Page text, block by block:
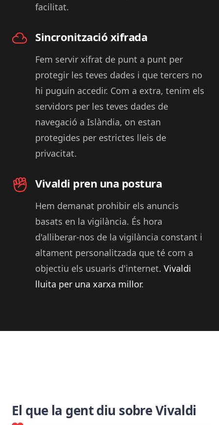
facilitat.
Sincronització xifrada
Fem servir xifrat de punt a punt per
protegir les teves dades i que tercers no
hi puguin accedir. Com a extra, tenim els
servidors per les teves dades de
navegació a Islàndia, on estan
protegides per estrictes lleis de
privacitat.
Vivaldi pren una postura
Hem demanat prohibir els anuncis
basats en la vigilància. És hora
d'alliberar-nos de la vigilància constant i
altament personalitzada que té com a
objectiu els usuaris d'internet. Vivaldi
lluita per una xarxa millor.
El que la gent diu sobre Vivaldi